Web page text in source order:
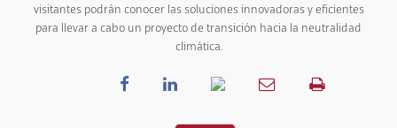
visitantes podrán conocer las soluciones innovadoras y eficientes
para llevar a cabo un proyecto de transición hacia la neutralidad
climática.